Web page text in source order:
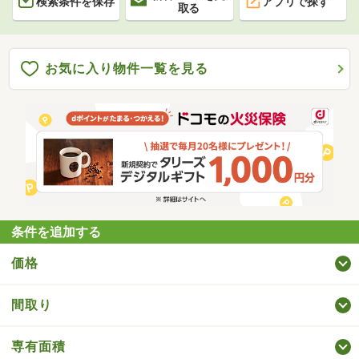
取る
お気に入り物件一覧を見る
条件を追加する
価格
間取り
専有面積